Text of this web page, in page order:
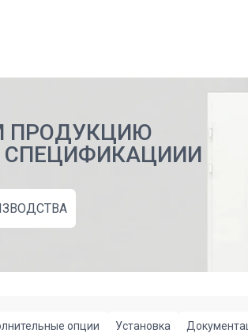
ПРОДУКЦИЮ
опции Установка